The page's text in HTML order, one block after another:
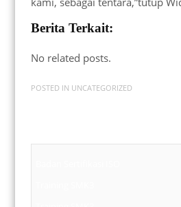
Berita Terkait:
No related posts.
POSTED IN UNCATEGORIZED